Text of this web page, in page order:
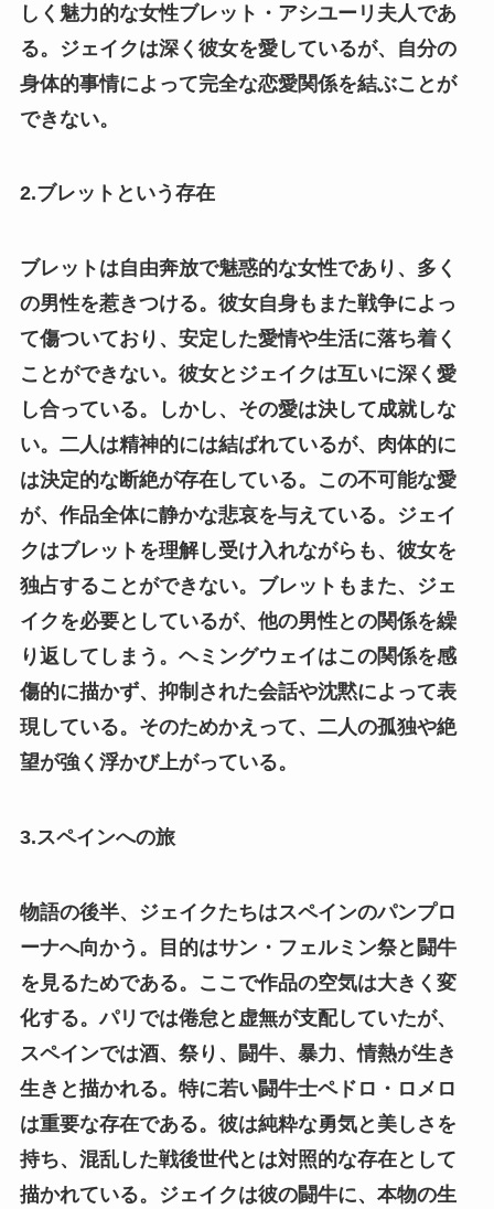
しく魅力的な女性ブレット・アシユーリ夫人であ
る。ジェイクは深く彼女を愛しているが、自分の
身体的事情によって完全な恋愛関係を結ぶことが
できない。
2.ブレットという存在
ブレットは自由奔放で魅惑的な女性であり、多く
の男性を惹きつける。彼女自身もまた戦争によっ
て傷ついており、安定した愛情や生活に落ち着く
ことができない。彼女とジェイクは互いに深く愛
し合っている。しかし、その愛は決して成就しな
い。二人は精神的には結ばれているが、肉体的に
は決定的な断絶が存在している。この不可能な愛
が、作品全体に静かな悲哀を与えている。ジェイ
クはブレットを理解し受け入れながらも、彼女を
独占することができない。ブレットもまた、ジェ
イクを必要としているが、他の男性との関係を繰
り返してしまう。ヘミングウェイはこの関係を感
傷的に描かず、抑制された会話や沈黙によって表
現している。そのためかえって、二人の孤独や絶
望が強く浮かび上がっている。
3.スペインへの旅
物語の後半、ジェイクたちはスペインのパンプロ
ーナへ向かう。目的はサン・フェルミン祭と闘牛
を見るためである。ここで作品の空気は大きく変
化する。パリでは倦怠と虚無が支配していたが、
スペインでは酒、祭り、闘牛、暴力、情熱が生き
生きと描かれる。特に若い闘牛士ペドロ・ロメロ
は重要な存在である。彼は純粋な勇気と美しさを
持ち、混乱した戦後世代とは対照的な存在として
描かれている。ジェイクは彼の闘牛に、本物の生